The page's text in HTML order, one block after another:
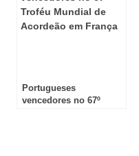
Portugueses
vencedores no 67º